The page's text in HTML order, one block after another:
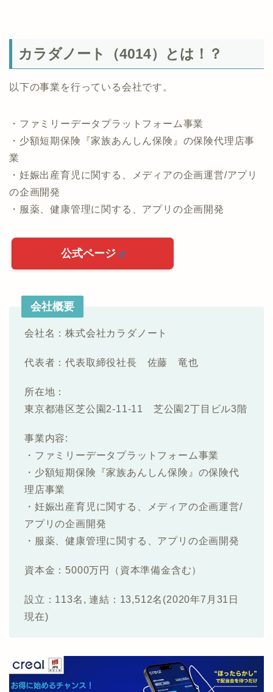
カラダノート（4014）とは！？
以下の事業を行っている会社です。
・ファミリーデータプラットフォーム事業
・少額短期保険『家族あんしん保険』の保険代理店事
業
・妊娠出産育児に関する、メディアの企画運営/アプリ
の企画開発
・服薬、健康管理に関する、アプリの企画開発
公式ページ
会社概要
会社名：株式会社カラダノート
代表者：代表取締役社長 佐藤 竜也
所在地：
東京都港区芝公園2-11-11 芝公園2丁目ビル3階
事業内容:
・ファミリーデータプラットフォーム事業
・少額短期保険『家族あんしん保険』の保険代
理店事業
・妊娠出産育児に関する、メディアの企画運営/
アプリの企画開発
・服薬、健康管理に関する、アプリの企画開発
資本金：5000万円（資本準備金含む）
設立：113名, 連結：13,512名(2020年7月31日
現在)